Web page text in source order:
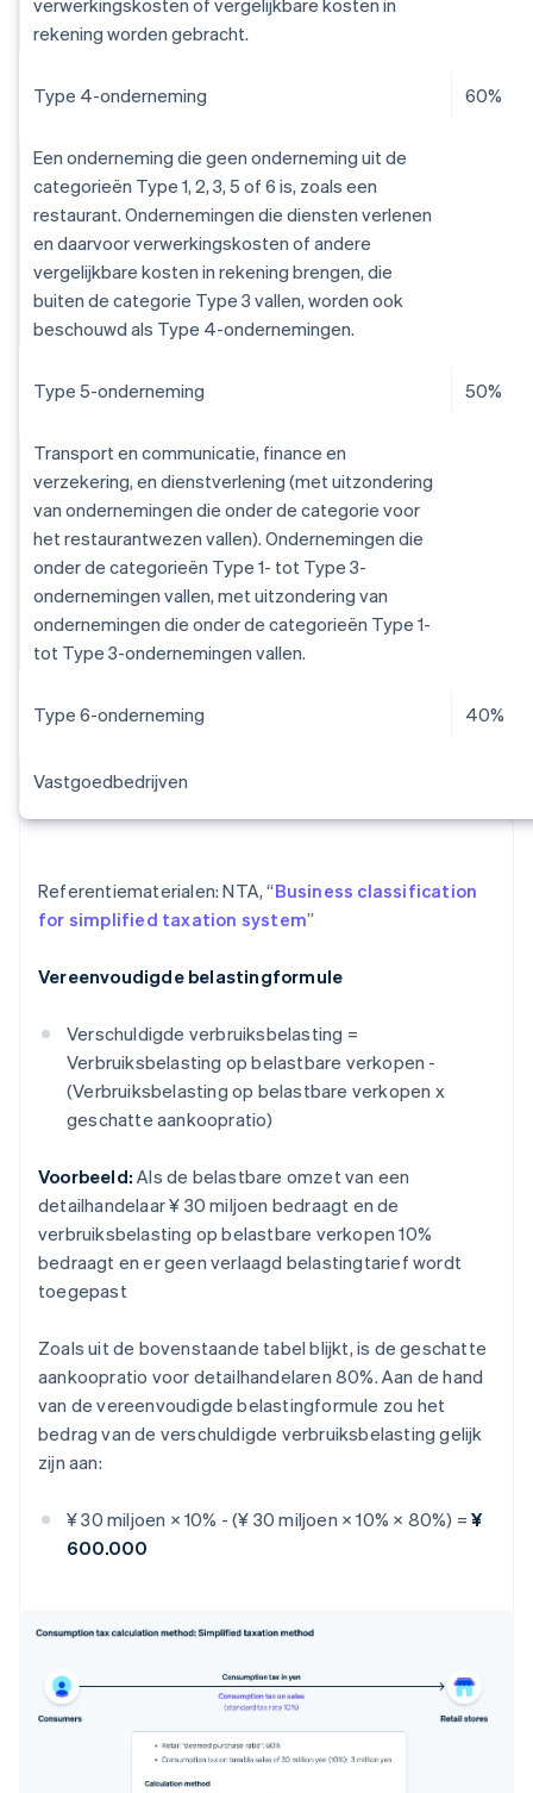
verwerkingskosten of vergelijkbare kosten in
rekening worden gebracht.
Type 4-onderneming 60%
Een onderneming die geen onderneming uit de
categorieën Type 1, 2, 3, 5 of 6 is, zoals een
restaurant. Ondernemingen die diensten verlenen
en daarvoor verwerkingskosten of andere
vergelijkbare kosten in rekening brengen, die
buiten de categorie Type 3 vallen, worden ook
beschouwd als Type 4-ondernemingen.
Type 5-onderneming 50%
Transport en communicatie, finance en
verzekering, en dienstverlening (met uitzondering
van ondernemingen die onder de categorie voor
het restaurantwezen vallen). Ondernemingen die
onder de categorieën Type 1- tot Type 3-
ondernemingen vallen, met uitzondering van
ondernemingen die onder de categorieën Type 1-
tot Type 3-ondernemingen vallen.
Type 6-onderneming 40%
Vastgoedbedrijven
Referentiematerialen: NTA, “Business classification
for simplified taxation system”
Vereenvoudigde belastingformule
Verschuldigde verbruiksbelasting =
Verbruiksbelasting op belastbare verkopen -
(Verbruiksbelasting op belastbare verkopen x
geschatte aankoopratio)
Voorbeeld: Als de belastbare omzet van een
detailhandelaar ¥ 30 miljoen bedraagt en de
verbruiksbelasting op belastbare verkopen 10%
bedraagt en er geen verlaagd belastingtarief wordt
toegepast
Zoals uit de bovenstaande tabel blijkt, is de geschatte
aankoopratio voor detailhandelaren 80%. Aan de hand
van de vereenvoudigde belastingformule zou het
bedrag van de verschuldigde verbruiksbelasting gelijk
zijn aan:
¥ 30 miljoen × 10% - (¥ 30 miljoen × 10% × 80%) = ¥
600.000